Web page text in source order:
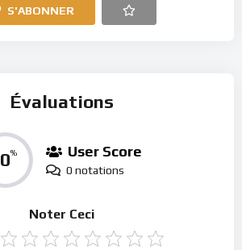
S'ABONNER
Évaluations
0% User Score
0 notations
Noter Ceci